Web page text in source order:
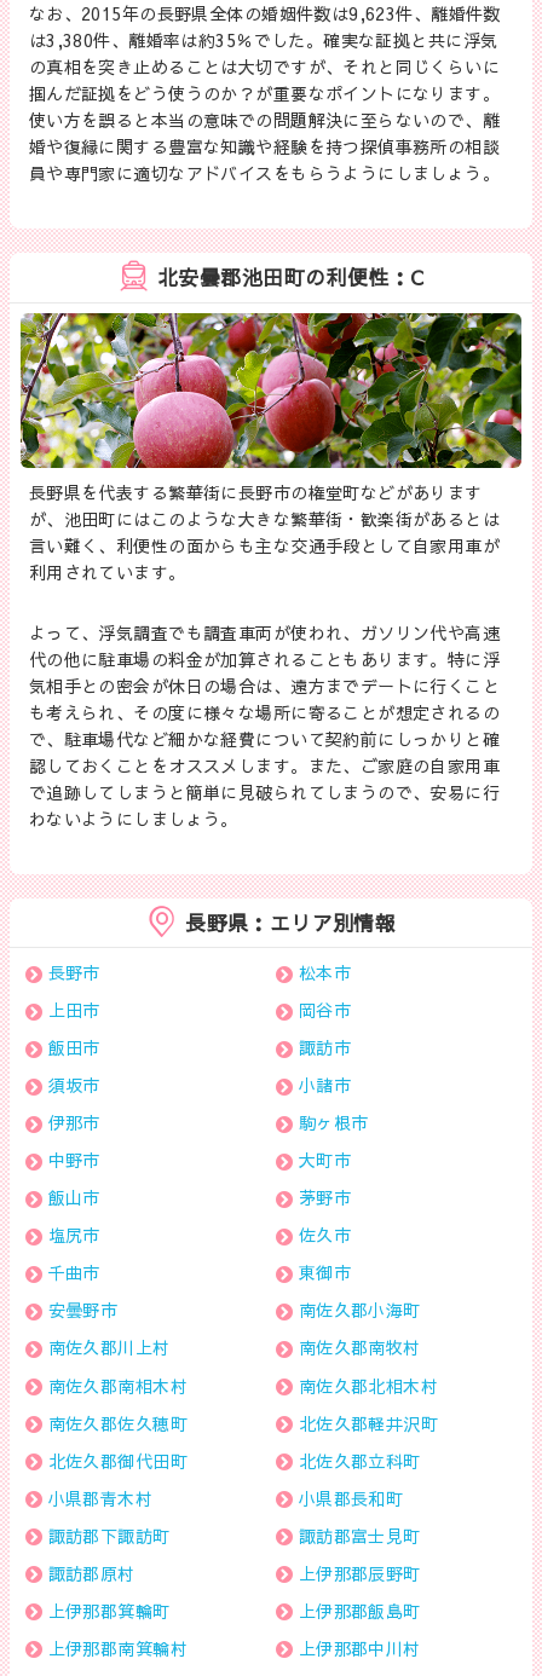
なお、2015年の長野県全体の婚姻件数は9,623件、離婚件数
は3,380件、離婚率は約35％でした。確実な証拠と共に浮気
の真相を突き止めることは大切ですが、それと同じくらいに
掴んだ証拠をどう使うのか？が重要なポイントになります。
使い方を誤ると本当の意味での問題解決に至らないので、離
婚や復縁に関する豊富な知識や経験を持つ探偵事務所の相談
員や専門家に適切なアドバイスをもらうようにしましょう。
北安曇郡池田町の利便性：C
長野県を代表する繁華街に長野市の権堂町などがあります
が、池田町にはこのような大きな繁華街・歓楽街があるとは
言い難く、利便性の面からも主な交通手段として自家用車が
利用されています。
よって、浮気調査でも調査車両が使われ、ガソリン代や高速
代の他に駐車場の料金が加算されることもあります。特に浮
気相手との密会が休日の場合は、遠方までデートに行くこと
も考えられ、その度に様々な場所に寄ることが想定されるの
で、駐車場代など細かな経費について契約前にしっかりと確
認しておくことをオススメします。また、ご家庭の自家用車
で追跡してしまうと簡単に見破られてしまうので、安易に行
わないようにしましょう。
長野県：エリア別情報
長野市
松本市
上田市
岡谷市
飯田市
諏訪市
須坂市
小諸市
伊那市
駒ヶ根市
中野市
大町市
飯山市
茅野市
塩尻市
佐久市
千曲市
東御市
安曇野市
南佐久郡小海町
南佐久郡川上村
南佐久郡南牧村
南佐久郡南相木村
南佐久郡北相木村
南佐久郡佐久穂町
北佐久郡軽井沢町
北佐久郡御代田町
北佐久郡立科町
小県郡青木村
小県郡長和町
諏訪郡下諏訪町
諏訪郡富士見町
諏訪郡原村
上伊那郡辰野町
上伊那郡箕輪町
上伊那郡飯島町
上伊那郡南箕輪村
上伊那郡中川村